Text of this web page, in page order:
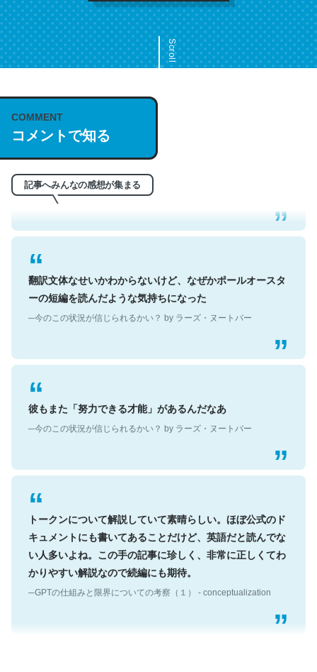
Scroll
COMMENT
コメントで知る
記事へみんなの感想が集まる
これは名文。彼はとてもクレバーなんだろうなと凄く思
う。英語少しでも読める人は原文もお勧め。自分はこの流
れ好き。Let’s Fucking Go. Then Covid hit. Shit.
─今のこの状況が信じられるかい？ by ラーズ・ヌートバー
翻訳文体なせいかわからないけど、なぜかポールオースタ
ーの短編を読んだような気持ちになった
─今のこの状況が信じられるかい？ by ラーズ・ヌートバー
彼もまた「努力できる才能」があるんだなあ
─今のこの状況が信じられるかい？ by ラーズ・ヌートバー
トークンについて解説していて素晴らしい。ほぼ公式のド
キュメントにも書いてあることだけど、英語だと読んでな
い人多いよね。この手の記事に珍しく、非常に正しくてわ
かりやすい解説なので続編にも期待。
─GPTの仕組みと限界についての考察（１） - conceptualization